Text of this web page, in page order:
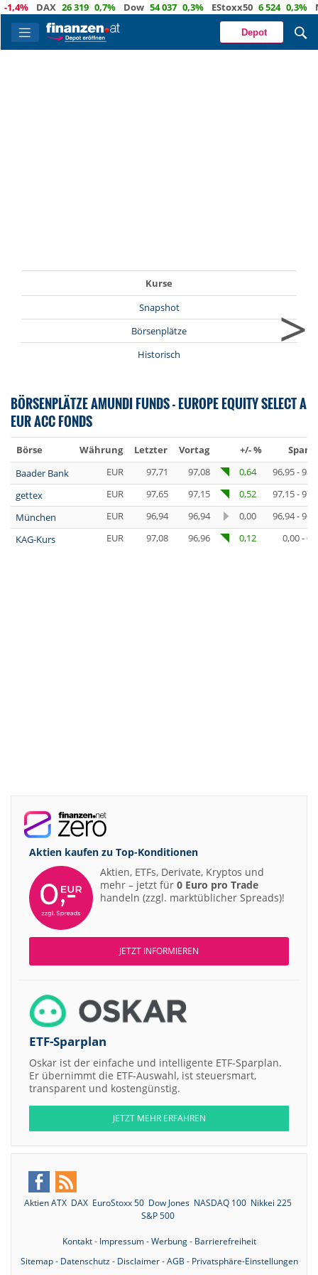
DAX 26 319 0,7% Dow 54 037 0,3% EStoxx50 6 524 0,3%
Depot
Kurse
Snapshot
Börsenplätze
Historisch
>
BÖRSENPLÄTZE AMUNDI FUNDS - EUROPE EQUITY SELECT A
EUR ACC FONDS
Börse Währung Letzter Vortag +/- %
Baader Bank
EUR 97,71 97,08 0,64
96,95 -
gettex
EUR 97,65 97,15 0,52
97,15 -
München
EUR 96,94 96,94 0,00
96,94 -
KAG-Kurs
EUR 97,08 96,96 0,12 0,00 -
Aktien kaufen zu Top-Konditionen
Aktien, ETFs, Derivate, Kryptos und
mehr – jetzt für 0 Euro pro Trade
handeln (zzgl. marktüblicher Spreads)!
JETZT INFORMIEREN
ETF-Sparplan
Oskar ist der einfache und intelligente ETF-Sparplan.
Er übernimmt die ETF-Auswahl, ist steuersmart,
transparent und kostengünstig.
JETZT MEHR ERFAHREN
Aktien ATX DAX EuroStoxx 50 Dow Jones NASDAQ 100 Nikkei 225
S&P 500
Kontakt- Impressum-Werbung- Barrierefreiheit
Sitemap- Datenschutz- Disclaimer-AGB - Privatsphäre-Einstellungen